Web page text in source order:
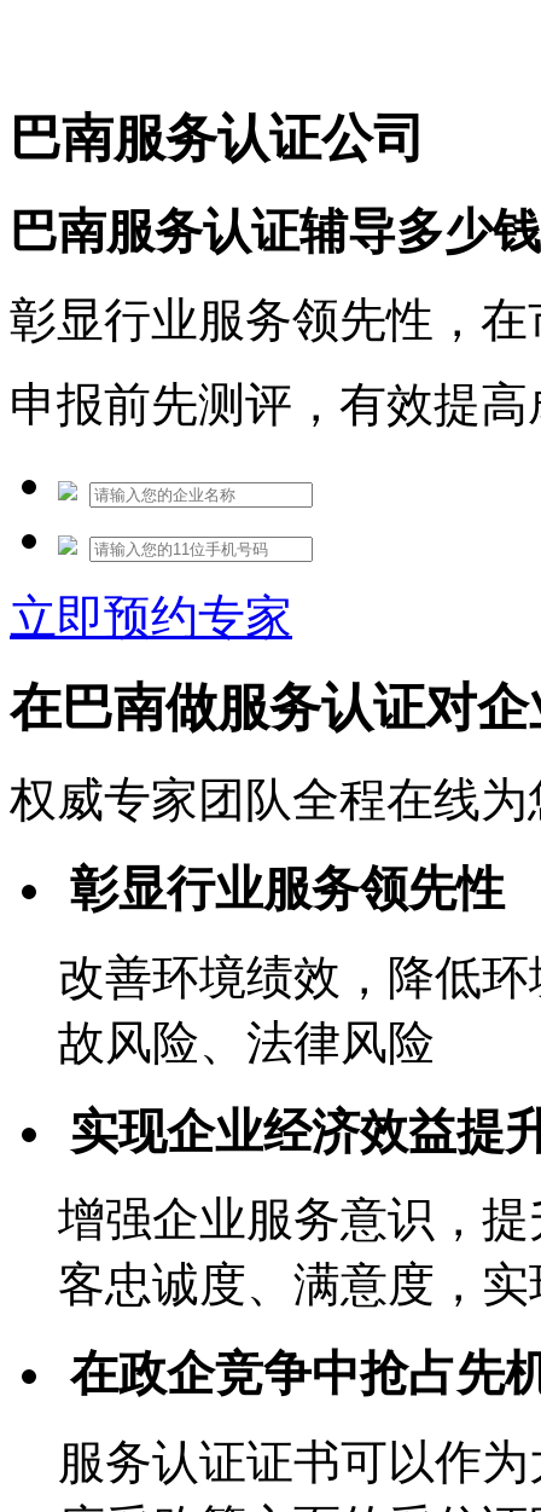
巴南服务认证公司
巴南服务认证辅导多少钱
彰显行业服务领先性，
申报前先测评，有效提
立即预约专家
在巴南做服务认证对
权威专家团队全程在线
彰显行业服务领先性
改善环境绩效，降低环
故风险、法律风险
实现企业经济效益提
增强企业服务意识，
客忠诚度、满意度，
在政企竞争中抢占先
服务认证证书可以作